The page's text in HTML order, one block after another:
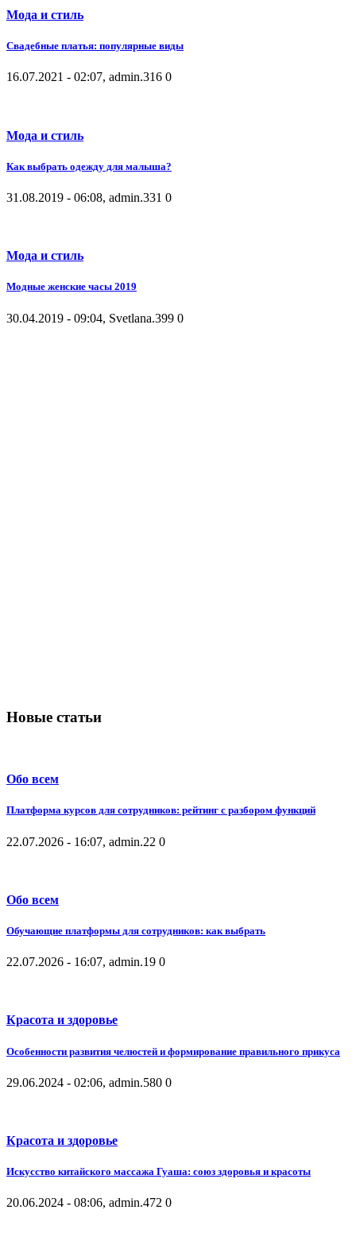
Мода и стиль
Свадебные платья: популярные виды
16.07.2021 - 02:07, admin.316 0
Мода и стиль
Как выбрать одежду для малыша?
31.08.2019 - 06:08, admin.331 0
Мода и стиль
Модные женские часы 2019
30.04.2019 - 09:04, Svetlana.399 0
Новые статьи
Обо всем
Платформа курсов для сотрудников: рейтинг с разбором функций
22.07.2026 - 16:07, admin.22 0
Обо всем
Обучающие платформы для сотрудников: как выбрать
22.07.2026 - 16:07, admin.19 0
Красота и здоровье
Особенности развития челюстей и формирование правильного прикуса
29.06.2024 - 02:06, admin.580 0
Красота и здоровье
Искусство китайского массажа Гуаша: союз здоровья и красоты
20.06.2024 - 08:06, admin.472 0